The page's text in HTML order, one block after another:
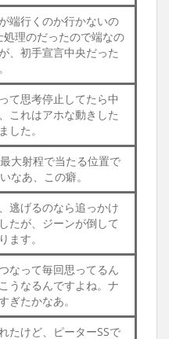
端行くのか行かないの
理のだったので端なの
、初手宣言中央だった
て思考停止してたら中
これはアホな動きした
した。
大射程で当たる位置で
なあ、この癖。
逃げるのなら追っかけ
たが、ジーンが倒して
ます。
なって毎回思ってるん
うなるんですよね。ナ
ぎたかなあ。
たけど、ピーターSSで